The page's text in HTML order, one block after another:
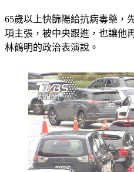
65歲以上快篩陽給抗病毒藥，
項主張，被中央跟進，也讓他
林鶴明的政治表演說。